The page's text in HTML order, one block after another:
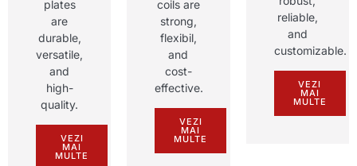
plates
are
durable,
versatile,
and
high-
quality.
VEZI
MAI
MULTE
coils are
strong,
flexibil,
and
cost-
effective.
VEZI
MAI
MULTE
reliable,
and
customizable.
VEZI
MAI
MULTE